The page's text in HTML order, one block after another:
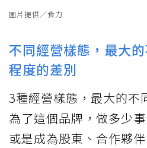
圖片提供／食力
不同經營樣態，最大
程度的差別
3種經營樣態，最大的不
為了這個品牌，做多少
或是成為股東、合作夥